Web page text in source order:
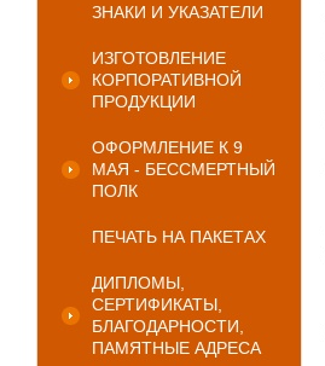
ЗНАКИ И УКАЗАТЕЛИ
ИЗГОТОВЛЕНИЕ
КОРПОРАТИВНОЙ
ПРОДУКЦИИ
ОФОРМЛЕНИЕ К 9
МАЯ - БЕССМЕРТНЫЙ
ПОЛК
ПЕЧАТЬ НА ПАКЕТАХ
ДИПЛОМЫ,
СЕРТИФИКАТЫ,
БЛАГОДАРНОСТИ,
ПАМЯТНЫЕ АДРЕСА